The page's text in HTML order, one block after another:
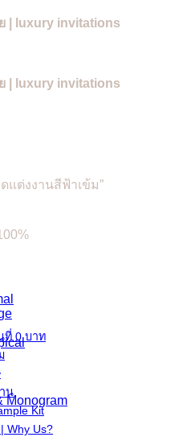
| luxury invitations
| luxury invitations
ที่ 0 บาท
น
Kit
Why Us?
แต่งงานสีฟ้าเข้ม”
Monogram